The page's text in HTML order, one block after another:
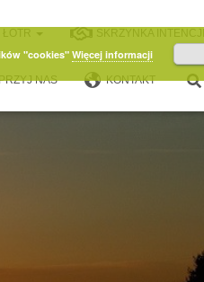
SKRZYNKA INTENCJI
NAS KONTAKT
"cookies"Więcej informacji